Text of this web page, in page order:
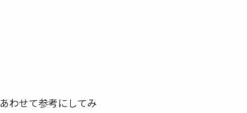
わせて参考にしてみ